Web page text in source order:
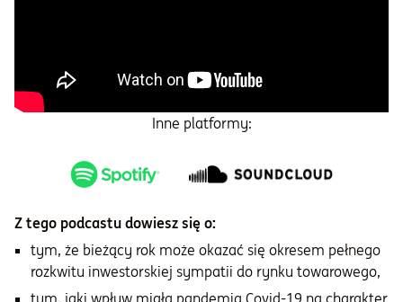
Inne platformy:
Z tego podcastu dowiesz się o:
tym, że bieżący rok może okazać się okresem pełnego
rozkwitu inwestorskiej sympatii do rynku towarowego,